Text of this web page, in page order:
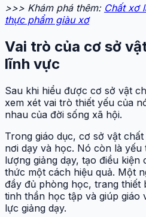
>>> Khám phá thêm: Chất xơ
thực phẩm giàu xơ
Vai trò của cơ sở
lĩnh vực
Sau khi hiểu được cơ sở vật
xem xét vai trò thiết yếu của
nhau của đời sống xã hội.
Trong giáo dục, cơ sở vật
nơi dạy và học. Nó còn là
lượng giảng dạy, tạo điều
thức một cách hiệu quả. Một
đầy đủ phòng học, trang thiết
tinh thần học tập và giúp giáo
lực giảng dạy.